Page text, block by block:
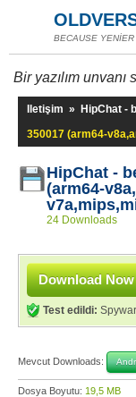
BECAUSE
Bir yazılım unvanı
Iletişim » HipChat -
350017 (arm64-
HipChat -
(arm64-
24 Downloads
Download Now
Test edildi:
Mevcut Downloads:
Dosya Boyutu: 19,5 MB